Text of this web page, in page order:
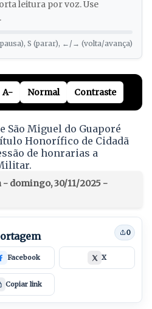
leitura por voz. Use
S (parar), ←/→ (volta/avança)
A- Normal Contraste
São Miguel do Guaporé
Honorífico de Cidadã
de honrarias a
domingo, 30/11/2025 -
0
Facebook X
Copiar link